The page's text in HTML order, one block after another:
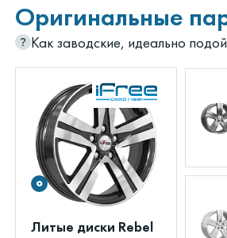
Оригинальные
Как заводские, идеально
Литые диски Rebel